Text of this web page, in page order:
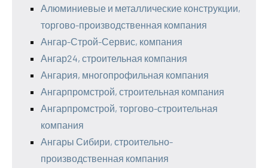
Алюминиевые и металлические конструкции,
торгово-производственная компания
Ангар-Строй-Сервис, компания
Ангар24, строительная компания
Ангария, многопрофильная компания
Ангарпромстрой, строительная компания
Ангарпромстрой, торгово-строительная
компания
Ангары Сибири, строительно-
производственная компания